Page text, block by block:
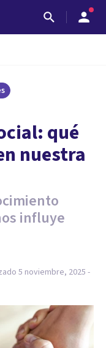
qué
nuestra
influye
5 noviembre, 2025 -